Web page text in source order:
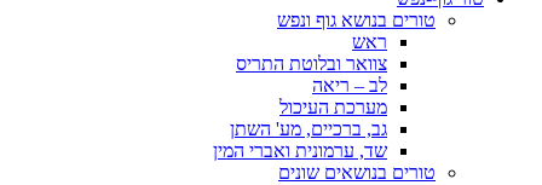
טורים בנושא גוף ונפש
ראש
צוואר ובלוטת התריס
לב – ריאה
מערכת העיכול
גב, ברכיים, מע' השתן
שד, ערמונית ואברי המין
טורים בנושאים שונים